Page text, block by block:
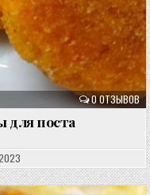
0 ОТЗЫВОВ
для поста